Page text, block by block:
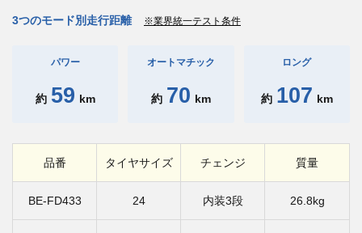
3つのモード別走行距離 ※業界統一テスト条件
パワー
約 59 km
オートマチック
約 70 km
ロング
約 107 km
品番 タイヤサイズ チェンジ 質量
BE-FD433 24 内装3段 26.8kg